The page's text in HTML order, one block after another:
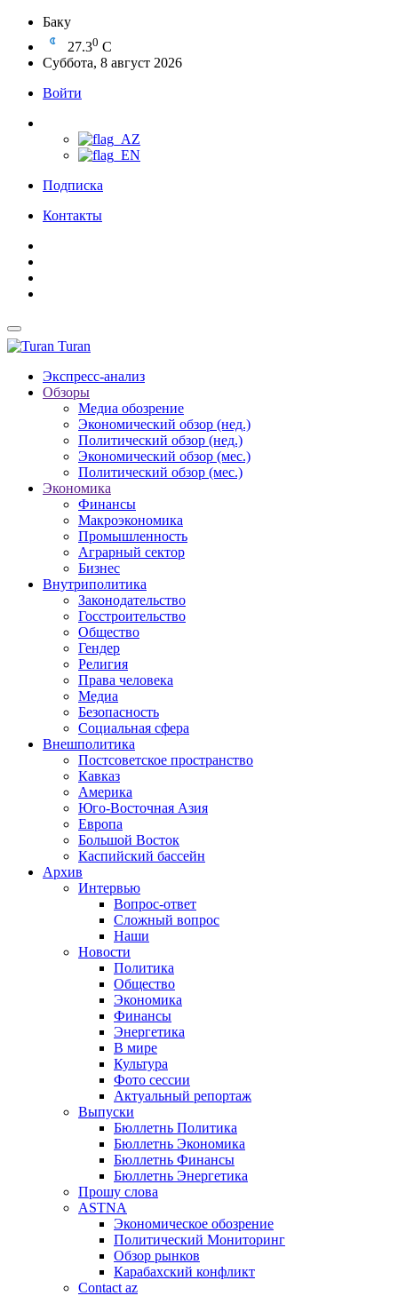
Баку
27.30 C
Суббота, 8 август 2026
Войти
Подписка
Контакты
Turan
Экспресс-анализ
Обзоры
Медиа обозрение
Экономический обзор (нед.)
Политический обзор (нед.)
Экономический обзор (мес.)
Политический обзор (мес.)
Экономика
Финансы
Макроэкономика
Промышленность
Аграрный сектор
Бизнес
Внутриполитика
Законодательство
Госстроительство
Общество
Гендер
Религия
Права человека
Медиа
Безопасность
Социальная сфера
Внешполитика
Постсоветское пространство
Кавказ
Америка
Юго-Восточная Азия
Европа
Большой Восток
Каспийский бассейн
Архив
Интервью
Вопрос-ответ
Сложный вопрос
Наши
Новости
Политика
Общество
Экономика
Финансы
Энергетика
В мире
Культура
Фото сессии
Актуальный репортаж
Выпуски
Бюллетнь Политика
Бюллетнь Экономика
Бюллетнь Финансы
Бюллетнь Энергетика
Прошу слова
ASTNA
Экономическое обозрение
Политический Мониторинг
Обзор рынков
Карабахский конфликт
Contact az